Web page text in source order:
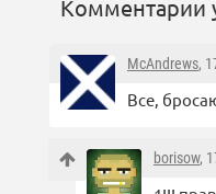
Комментарии
McAndrews,
Все,
borisow,